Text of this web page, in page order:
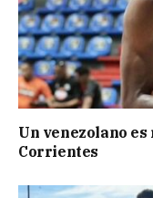
Un venezolano
Corrientes